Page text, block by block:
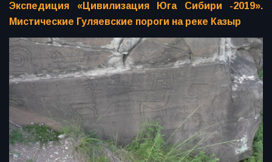
Экспедиция «Цивилизация Юга Сибири -2019».
Мистические Гуляевские пороги на реке Казыр